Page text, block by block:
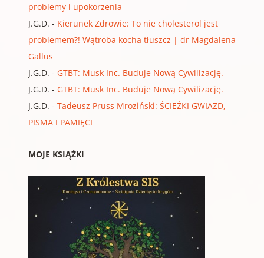
problemy i upokorzenia
J.G.D. - Kierunek Zdrowie: To nie cholesterol jest
problemem?! Wątroba kocha tłuszcz | dr Magdalena
Gallus
J.G.D. - GTBT: Musk Inc. Buduje Nową Cywilizację.
J.G.D. - GTBT: Musk Inc. Buduje Nową Cywilizację.
J.G.D. - Tadeusz Pruss Mroziński: ŚCIEŻKI GWIAZD,
PISMA I PAMIĘCI
MOJE KSIĄŻKI